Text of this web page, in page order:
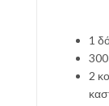
1
2